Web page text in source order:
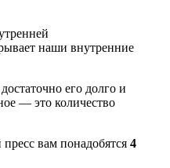
наши внутренние
его долго и
— это количество
вам понадобятся 4